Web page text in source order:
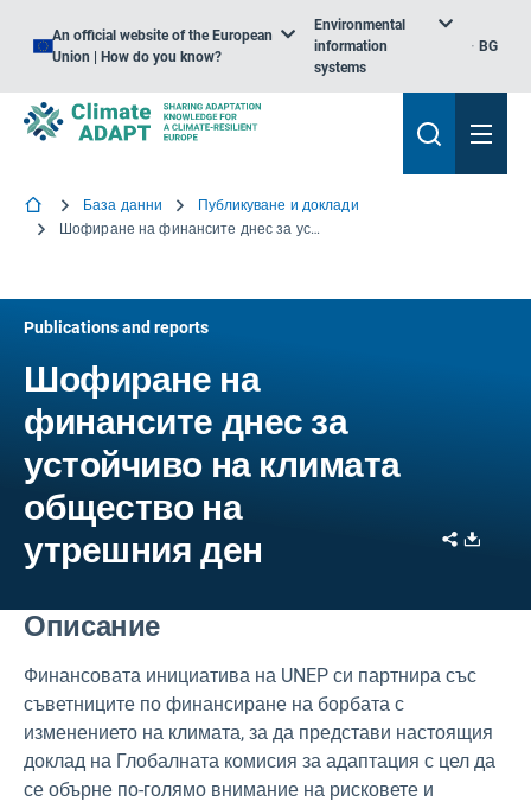
An official website of the European
Union | How do you know?
Environmental
information
systems
BG
База данни
Публикуване и доклади
Шофиране на финансите днес за устойчиво на климата общество на утрешния ден
Publications and reports
Шофиране на
финансите днес за
устойчиво на климата
общество на
утрешния ден
Share
Описание
Финансовата инициатива на UNEP си партнира със
съветниците по финансиране на борбата с
изменението на климата, за да представи настоящия
доклад на Глобалната комисия за адаптация с цел да
се обърне по-голямо внимание на рисковете и